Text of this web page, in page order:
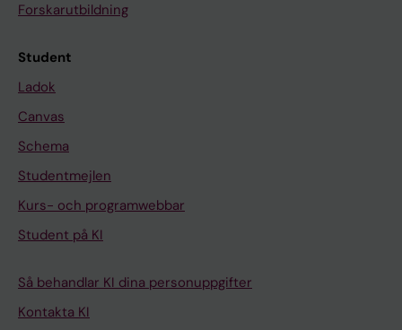
Forskarutbildning
Student
Ladok
Canvas
Schema
Studentmejlen
Kurs- och programwebbar
Student på KI
Så behandlar KI dina personuppgifter
Kontakta KI